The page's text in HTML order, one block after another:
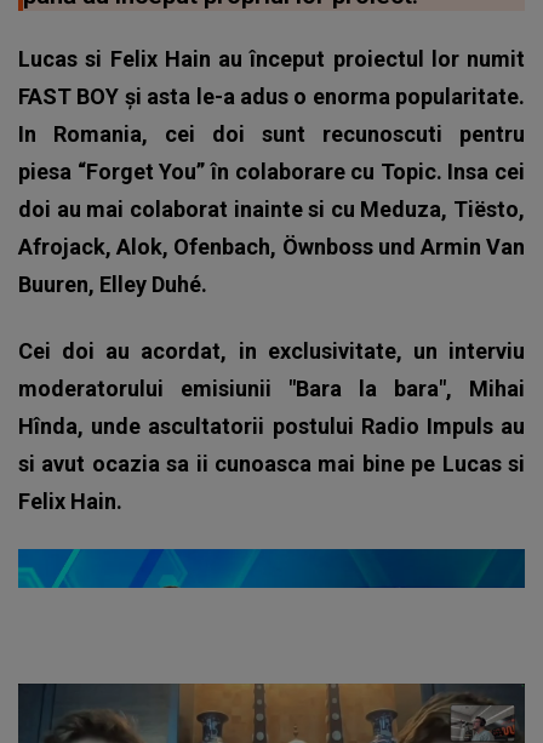
Lucas si Felix Hain au început proiectul lor numit
FAST BOY și asta le-a adus o enorma popularitate.
In Romania, cei doi sunt recunoscuti pentru
piesa “Forget You” în colaborare cu Topic. Insa cei
doi au mai colaborat inainte si cu Meduza, Tiësto,
Afrojack, Alok, Ofenbach, Öwnboss und Armin Van
Buuren, Elley Duhé.
Cei doi au acordat, in exclusivitate, un interviu
moderatorului emisiunii "Bara la bara", Mihai
Hînda, unde ascultatorii postului Radio Impuls au
si avut ocazia sa ii cunoasca mai bine pe Lucas si
Felix Hain.